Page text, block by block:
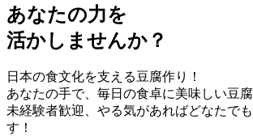
あなたの力を
活かしませんか？
日本の食文化を支える豆腐作り！
あなたの手で、毎日の食卓に美味しい豆
未経験者歓迎、やる気があればどなたで
す！